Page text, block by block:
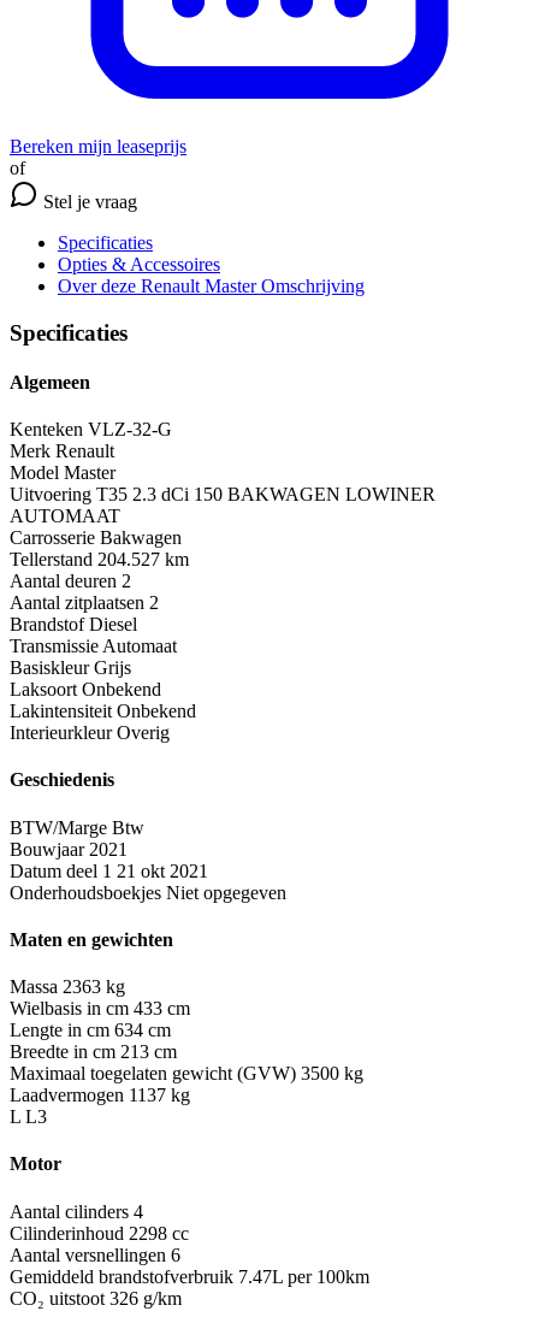
Bereken mijn leaseprijs
of
Stel je vraag
Specificaties
Opties & Accessoires
Over deze Renault Master Omschrijving
Specificaties
Algemeen
Kenteken VLZ-32-G
Merk Renault
Model Master
Uitvoering T35 2.3 dCi 150 BAKWAGEN LOWINER
AUTOMAAT
Carrosserie Bakwagen
Tellerstand 204.527 km
Aantal deuren 2
Aantal zitplaatsen 2
Brandstof Diesel
Transmissie Automaat
Basiskleur Grijs
Laksoort Onbekend
Lakintensiteit Onbekend
Interieurkleur Overig
Geschiedenis
BTW/Marge Btw
Bouwjaar 2021
Datum deel 1 21 okt 2021
Onderhoudsboekjes Niet opgegeven
Maten en gewichten
Massa 2363 kg
Wielbasis in cm 433 cm
Lengte in cm 634 cm
Breedte in cm 213 cm
Maximaal toegelaten gewicht (GVW) 3500 kg
Laadvermogen 1137 kg
L L3
Motor
Aantal cilinders 4
Cilinderinhoud 2298 cc
Aantal versnellingen 6
Gemiddeld brandstofverbruik 7.47L per 100km
CO₂ uitstoot 326 g/km